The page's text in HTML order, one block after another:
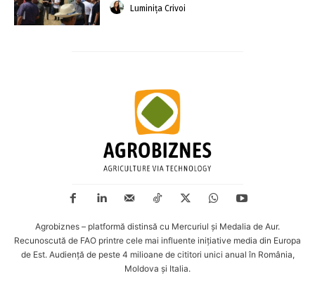
Luminița Crivoi
Agrobiznes – platformă distinsă cu Mercuriul și Medalia de Aur.
Recunoscută de FAO printre cele mai influente inițiative media din Europa
de Est. Audiență de peste 4 milioane de cititori unici anual în România,
Moldova și Italia.